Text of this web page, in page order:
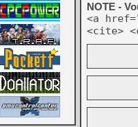
NOTE -
<a
<cite>